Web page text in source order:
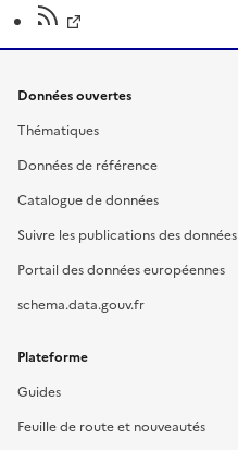
Données ouvertes
Thématiques
Données de référence
Catalogue de données
Suivre les publications des données
Portail des données européennes
schema.data.gouv.fr
Plateforme
Guides
Feuille de route et nouveautés